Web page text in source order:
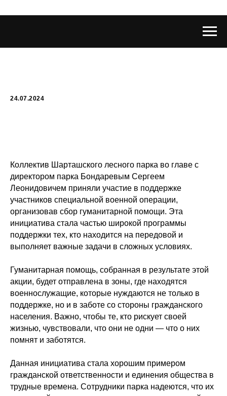
24.07.2024
Коллектив Шарташского лесного парка во главе с
директором парка Бондаревым Сергеем
Леонидовичем приняли участие в поддержке
участников специальной военной операции,
организовав сбор гуманитарной помощи. Эта
инициатива стала частью широкой программы
поддержки тех, кто находится на передовой и
выполняет важные задачи в сложных условиях.
Гуманитарная помощь, собранная в результате этой
акции, будет отправлена в зоны, где находятся
военнослужащие, которые нуждаются не только в
поддержке, но и в заботе со стороны гражданского
населения. Важно, чтобы те, кто рискует своей
жизнью, чувствовали, что они не одни — что о них
помнят и заботятся.
Данная инициатива стала хорошим примером
гражданской ответственности и единения общества в
трудные времена. Сотрудники парка надеются, что их